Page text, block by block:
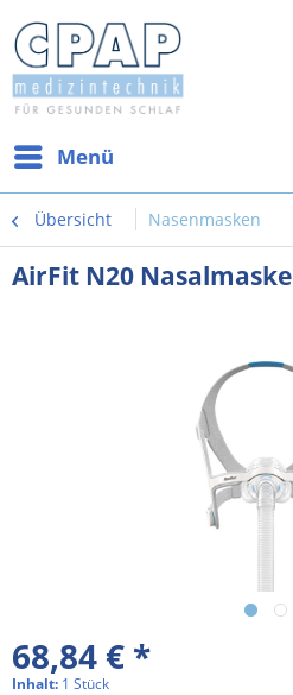
Menü
Übersicht Nasenmasken
AirFit N20 Nasalmaske
68,84 € *
Inhalt: 1 Stück